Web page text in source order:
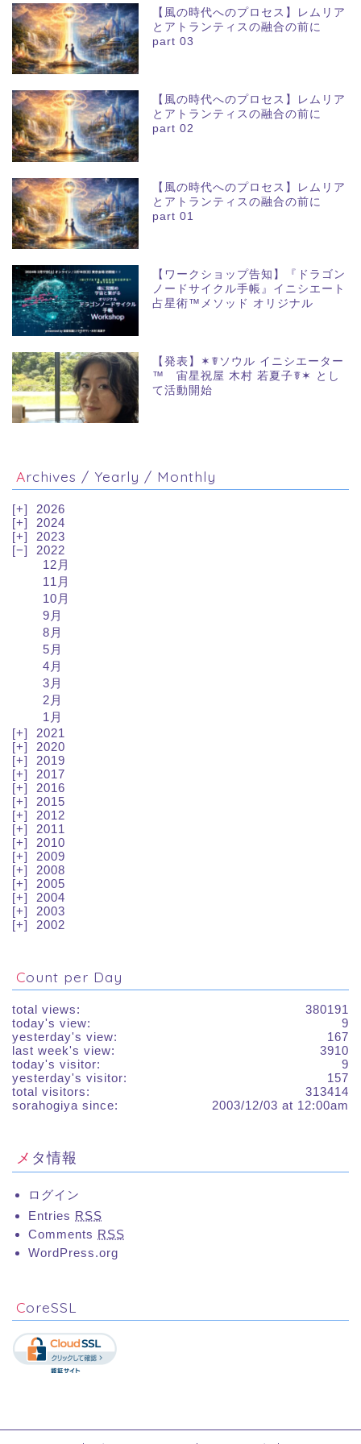
【風の時代へのプロセス】レムリア
とアトランティスの融合の前に
part 03
【風の時代へのプロセス】レムリア
とアトランティスの融合の前に
part 02
【風の時代へのプロセス】レムリア
とアトランティスの融合の前に
part 01
【ワークショップ告知】『ドラゴン
ノードサイクル手帳』イニシエート
占星術™メソッド オリジナル
【発表】✶☤ソウル イニシエーター
™ 宙星祝屋 木村 若夏子☤✶ とし
て活動開始
Archives / Yearly / Monthly
2026
2024
2023
2022
12月
11月
10月
9月
8月
5月
4月
3月
2月
1月
2021
2020
2019
2017
2016
2015
2012
2011
2010
2009
2008
2005
2004
2003
2002
Count per Day
380191
total views:
9
today's view:
167
yesterday's view:
3910
last week's view:
9
today's visitor:
157
yesterday's visitor:
313414
total visitors:
2003/12/03 at 12:00am
sorahogiya since:
メタ情報
ログイン
Entries RSS
Comments RSS
WordPress.org
CoreSSL